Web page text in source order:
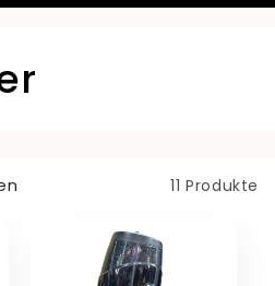
11 Produkte